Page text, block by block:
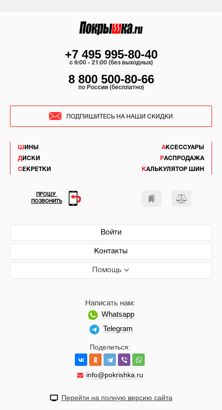
ШИНЫ
ДИСКИ
СЕКРЕТКИ
АКСЕССУАРЫ
РАСПРОДАЖА
КАЛЬКУЛЯТОР ШИН
Войти
Контакты
Помощь
Поделиться:
info@pokrishka.ru
Написать нам:
Whatsapp
Telegram
+7 495 995-80-40
c 9:00 - 21:00 (без выходных)
8 800 500-80-66
по России (бесплатно)
ПОДПИШИТЕСЬ НА НАШИ СКИДКИ
ПРОШУ
ПОЗВОНИТЬ
Перейти на полную версию сайта